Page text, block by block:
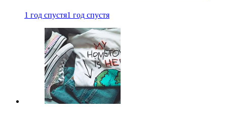
1 год спустя1 год спустя